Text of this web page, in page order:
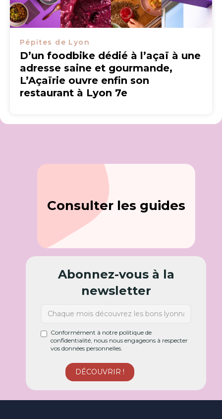
Pépites de Lyon
D’un foodbike dédié à l’açaï à une
adresse saine et gourmande,
L’Açaïrie ouvre enfin son
restaurant à Lyon 7e
Consulter les guides
Abonnez-vous à la
newsletter
Conformément à notre politique de
confidentialité, nous nous engageons à respecter
vos données personnelles.